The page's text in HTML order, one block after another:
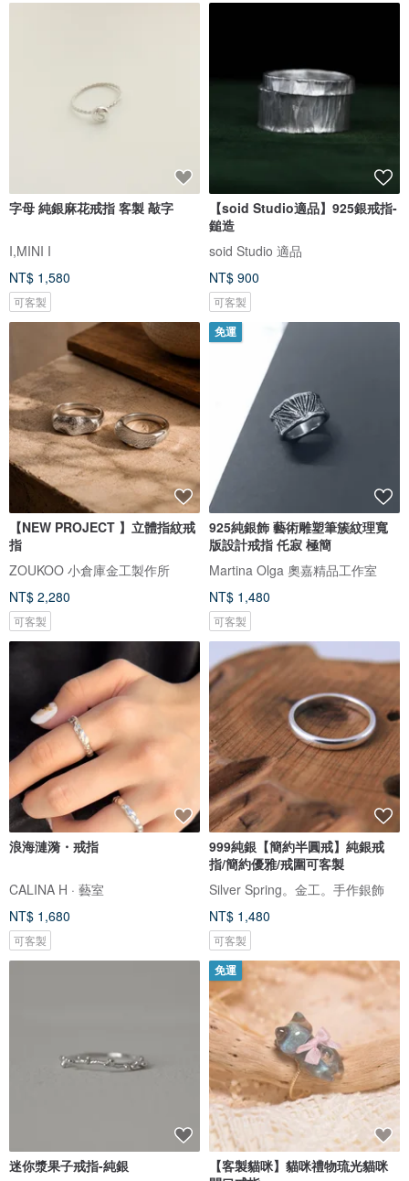
字母 純銀麻花戒指 客製 敲字
I,MINI I
NT$ 1,580
可客製
【soid Studio適品】925銀戒指-
鎚造
soid Studio 適品
NT$ 900
可客製
【NEW PROJECT 】立體指紋戒
指
ZOUKOO 小倉庫金工製作所
NT$ 2,280
可客製
免運
925純銀飾 藝術雕塑筆簇紋理寬
版設計戒指 仛寂 極簡
Martina Olga 奧嘉精品工作室
NT$ 1,480
可客製
浪海漣漪・戒指
CALINA H · 藝室
NT$ 1,680
可客製
999純銀【簡約半圓戒】純銀戒
指/簡約優雅/戒圍可客製
Silver Spring。金工。手作銀飾
NT$ 1,480
可客製
迷你漿果子戒指-純銀
免運
【客製貓咪】貓咪禮物琉光貓咪